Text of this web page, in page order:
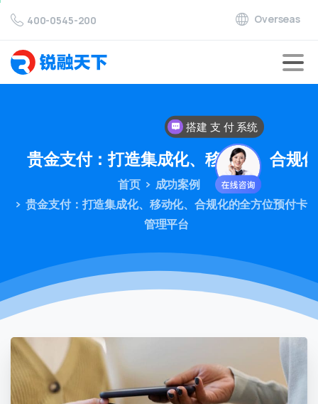
400-0545-200 Overseas
贵金支付：打造集成化、移动化、合规
首页
成功案例
贵金支付：打造集成化、移动化、合规化的全方位预付卡
管理平台
搭建 支 付 系统